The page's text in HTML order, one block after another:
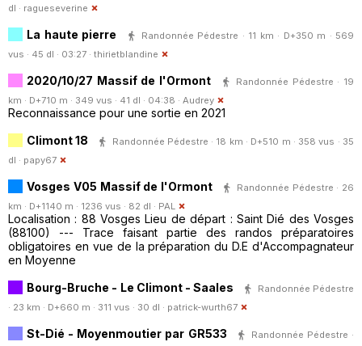
dl · ragueseverine
La haute pierre
Randonnée Pédestre · 11 km · D+350 m · 569
vus · 45 dl · 03:27 · thirietblandine
2020/10/27 Massif de l'Ormont
Randonnée Pédestre · 19
km · D+710 m · 349 vus · 41 dl · 04:38 · Audrey
Reconnaissance pour une sortie en 2021
Climont 18
Randonnée Pédestre · 18 km · D+510 m · 358 vus · 35
dl · papy67
Vosges V05 Massif de l'Ormont
Randonnée Pédestre · 26
km · D+1140 m · 1236 vus · 82 dl · PAL
Localisation : 88 Vosges Lieu de départ : Saint Dié des Vosges
(88100) --- Trace faisant partie des randos préparatoires
obligatoires en vue de la préparation du D.E d'Accompagnateur
en Moyenne
Bourg-Bruche - Le Climont - Saales
Randonnée Pédestre
· 23 km · D+660 m · 311 vus · 30 dl · patrick-wurth67
St-Dié - Moyenmoutier par GR533
Randonnée Pédestre ·